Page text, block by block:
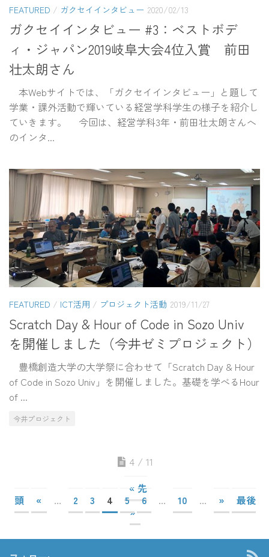
FEATURED / ガクセイインタビュー 2020/02/13
ガクセイインタビュー #3：ベストボデ
ィ・ジャパン2019岐阜大会4位入賞 前田
壮太朗さん
本Webサイトでは、「ガクセイインタビュー」と題して
学業・課外活動で輝いている経営学科学生の様子を紹介し
ていきます。 今回は、経営学科3年・前田壮太朗さんへ
のインタ...
FEATURED / ICT活用 / プロジェクト活動 2019/11/27
Scratch Day & Hour of Code in Sozo Univ
を開催しました（今井ゼミプロジェクト）
豊橋創造大学の大学祭に合わせて「Scratch Day & Hour
of Code in Sozo Univ」を開催しました。基礎を学べるHour
of ...
今井プロジェクト
4 / 11
« 先
頭
« ... 2 3 4 5 6 ... 10 ... »
最後
»